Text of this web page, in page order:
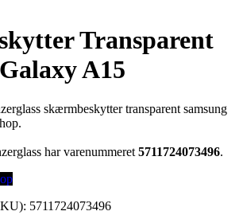
Transparent
A15
skærmbeskytter transparent samsung
har varenummeret 5711724073496.
5711724073496